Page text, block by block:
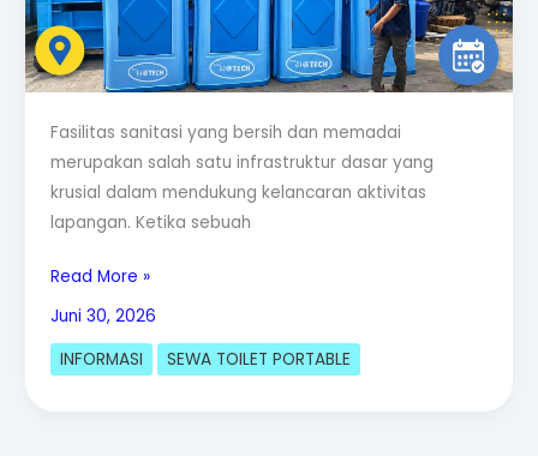
Fasilitas sanitasi yang bersih dan memadai
merupakan salah satu infrastruktur dasar yang
krusial dalam mendukung kelancaran aktivitas
lapangan. Ketika sebuah
Portable
untuk
Proyek
Event
Read More »
Juni 30, 2026
INFORMASI
SEWA TOILET PORTABLE